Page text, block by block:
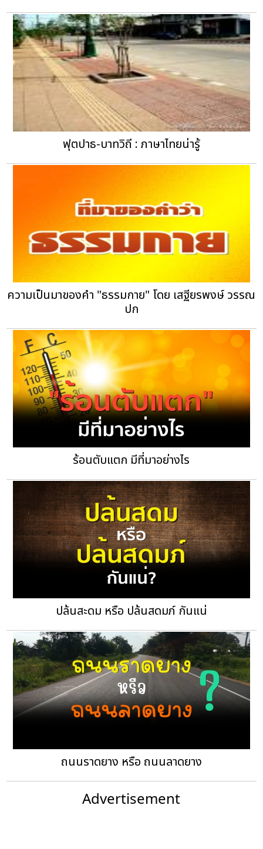
ฟุตปาธ-บาทวิถี : ภาษาไทยน่ารู้
ความเป็นมาของคำ "ธรรมกาย" โดย เสฐียรพงษ์ วรรณ
ปก
ร้อนตับแตก มีที่มาอย่างไร
ปล้นสะดม หรือ ปล้นสดมภ์ กันแน่
ถนนราดยาง หรือ ถนนลาดยาง
Advertisement